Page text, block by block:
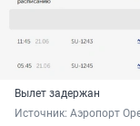
Вылет задержан
Источник: Аэропорт